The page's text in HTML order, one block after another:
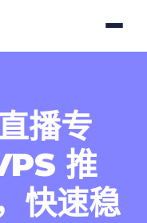
播专
推
快速稳